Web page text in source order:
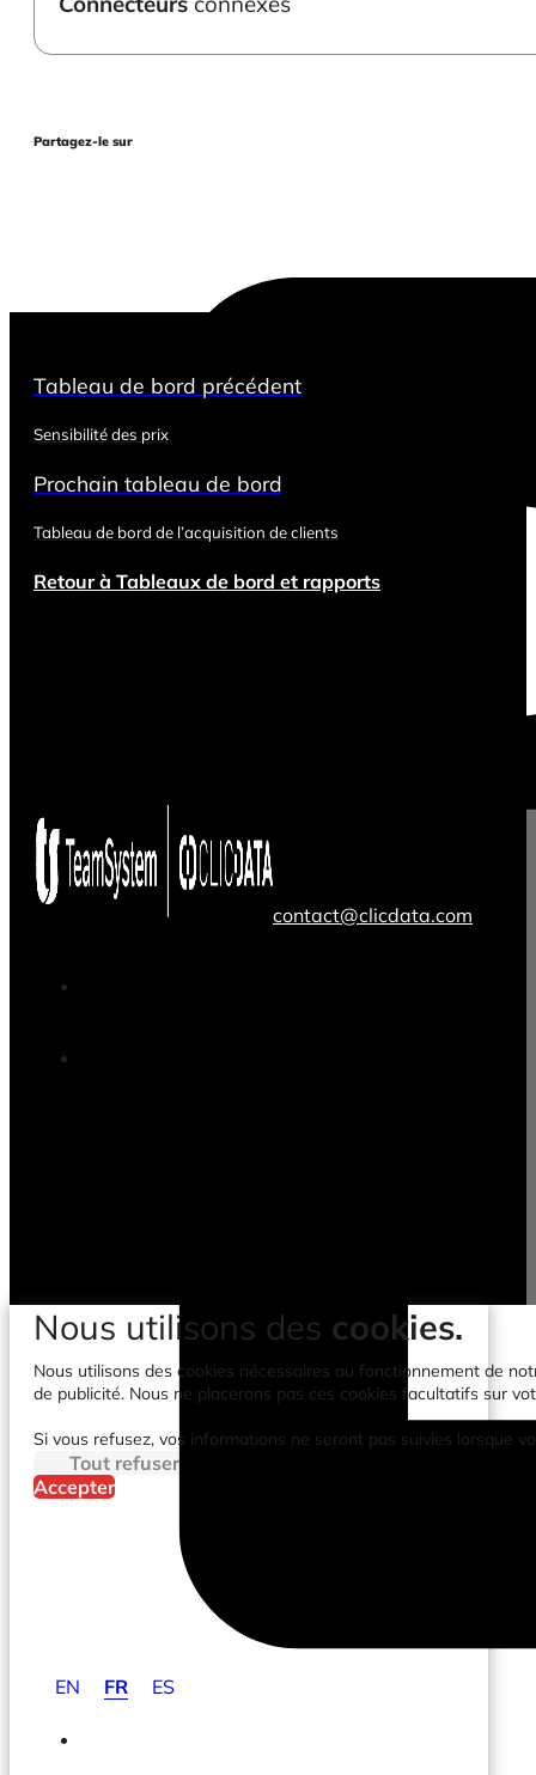
Partagez-le sur
Tableau de bord précédent
Sensibilité des prix
Prochain tableau de bord
Tableau de bord de l’acquisition de clients
Retour à Tableaux de bord et rapports
contact@clicdata.com
EN FR ES
Nous utilisons des cookies.
Nous utilisons des cookies nécessaires au fonctionnement de
de publicité. Nous ne placerons pas ces cookies facultatifs sur
Si vous refusez, vos informations ne seront pas suivies lorsque
Tout refuser
Accepter